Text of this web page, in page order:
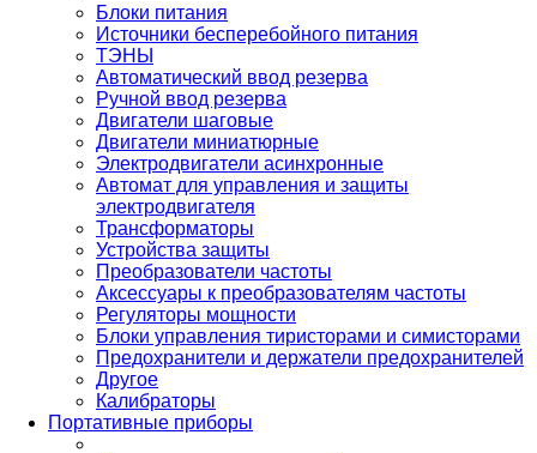
Блоки питания
Источники бесперебойного питания
ТЭНЫ
Автоматический ввод резерва
Ручной ввод резерва
Двигатели шаговые
Двигатели миниатюрные
Электродвигатели асинхронные
Автомат для управления и защиты
электродвигателя
Трансформаторы
Устройства защиты
Преобразователи частоты
Аксессуары к преобразователям частоты
Регуляторы мощности
Блоки управления тиристорами и симисторами
Предохранители и держатели предохранителей
Другое
Калибраторы
Портативные приборы